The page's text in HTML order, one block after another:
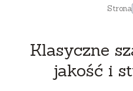
Strona
Klasyczne
jakość i